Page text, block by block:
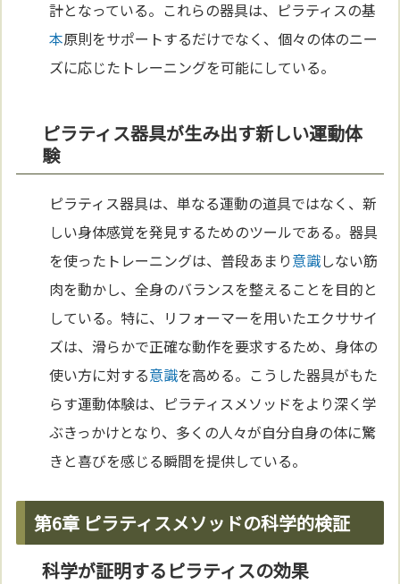
計となっている。これらの器具は、ピラティスの基
本原則をサポートするだけでなく、個々の体のニー
ズに応じたトレーニングを可能にしている。
ピラティス器具が生み出す新しい運動体
験
ピラティス器具は、単なる運動の道具ではなく、新
しい身体感覚を発見するためのツールである。器具
を使ったトレーニングは、普段あまり意識しない筋
肉を動かし、全身のバランスを整えることを目的と
している。特に、リフォーマーを用いたエクササイ
ズは、滑らかで正確な動作を要求するため、身体の
使い方に対する意識を高める。こうした器具がもた
らす運動体験は、ピラティスメソッドをより深く学
ぶきっかけとなり、多くの人々が自分自身の体に驚
きと喜びを感じる瞬間を提供している。
第6章 ピラティスメソッドの科学的検証
科学が証明するピラティスの効果